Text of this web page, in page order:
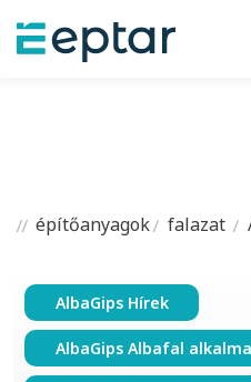
építőanyagok falazat
AlbaGips Hírek
AlbaGips Albafal